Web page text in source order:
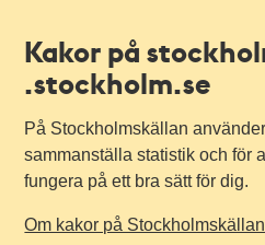
Kakor på
.stockholm.se
På Stockholmskällan
sammanställa statistik och för
fungera på ett bra sätt för dig.
Om kakor på Stockholmskällan